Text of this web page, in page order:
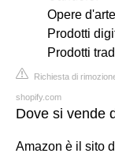
Opere
Prodotti
Prodotti
Richiesta di
shopify.com
Dove si vende
Amazon è il sito